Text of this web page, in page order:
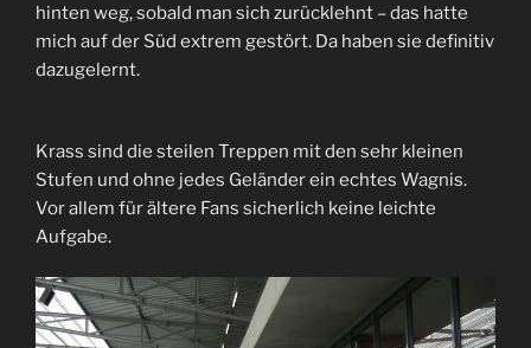
hinten weg, sobald man sich zurücklehnt – das hatte
mich auf der Süd extrem gestört. Da haben sie definitiv
dazugelernt.
Krass sind die steilen Treppen mit den sehr kleinen
Stufen und ohne jedes Geländer ein echtes Wagnis.
Vor allem für ältere Fans sicherlich keine leichte
Aufgabe.